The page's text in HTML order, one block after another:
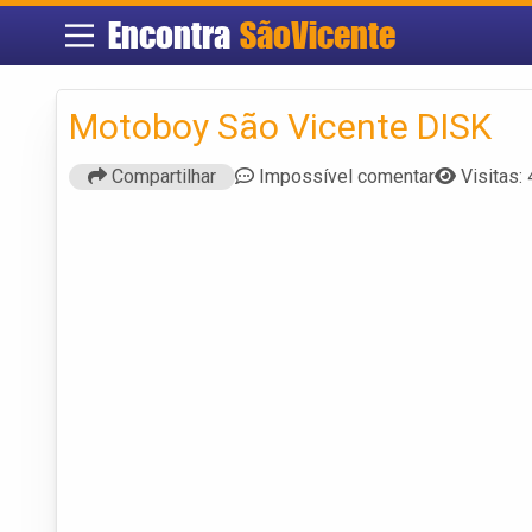
Encontra SãoVicente
Motoboy São Vicente DISK
Compartilhar Impossível comentar Visitas: